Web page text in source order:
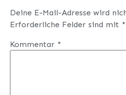
Deine E-Mail-Adresse wird
Erforderliche Felder sind mit *
Kommentar *